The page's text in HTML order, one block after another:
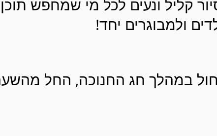
קליל ונעים לכל מי שמחפש תוכן
ולמבוגרים יחד!
במהלך חג החנוכה, החל מהשעה